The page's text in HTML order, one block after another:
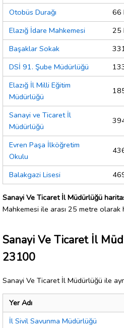
Otobüs Durağı
66
Elazığ İdare Mahkemesi
25
Başaklar Sokak
DSİ 91. Şube Müdürlüğü
Elazığ İl Milli Eğitim
Müdürlüğü
Sanayi ve Ticaret İl
Müdürlüğü
Evren Paşa İlköğretim
Okulu
Balakgazi Lisesi
Sanayi Ve Ticaret İl Müdürlüğü
Mahkemesi ile arası 25 metre olarak
Sanayi Ve Ticaret İl
23100
Sanayi Ve Ticaret İl Müdürlüğü ile
Yer Adı
İl Sivil Savunma Müdürlüğü